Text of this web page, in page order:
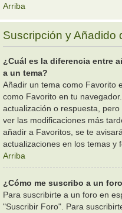
Arriba
Suscripción y Añadido
¿Cuál es la diferencia entre
a un tema?
Añadir un tema como Favorito
como Favorito en tu
actualización o respuesta,
ver las modificaciones más
añadir a Favoritos, se te
actualizaciones en los temas y
Arriba
¿Cómo me suscribo a un
Para suscribirte a un foro en
"Suscribir Foro". Para